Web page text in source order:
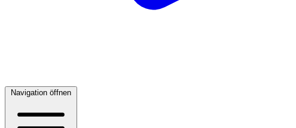
Navigation öffnen